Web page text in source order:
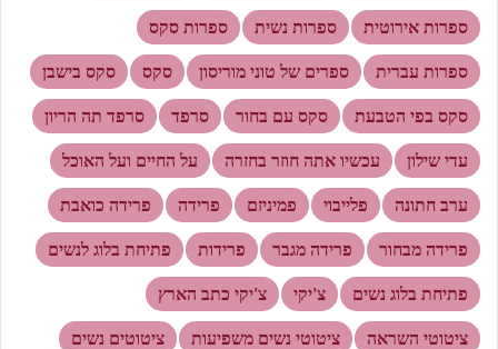
ספרות אירוטית ספרות נשית ספרות סקס
ספרות עברית ספרים של טוני מוריסון סקס סקס בישבן
סקס בפי הטבעת סקס עם בחור סרפד סרפד תה הריון
עדי שילון עכשיו אתה חוזר בחזרה על החיים ועל האוכל
ערב חתונה פלייבוי פמיניזם פרידה פרידה כואבת
פרידה מבחור פרידה מגבר פרידות פתיחת בלוג לנשים
פתיחת בלוג נשים צ'יקי צ'יקי כתב הארץ
ציטוטי השראה ציטוטי נשים משפיעות ציטוטים נשים